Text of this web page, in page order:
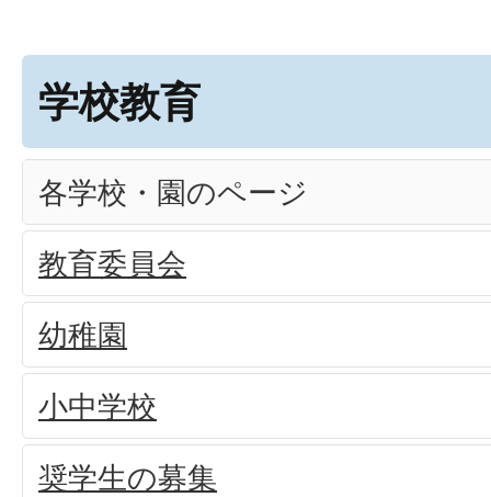
学校教育
各学校・園のページ
教育委員会
幼稚園
小中学校
奨学生の募集